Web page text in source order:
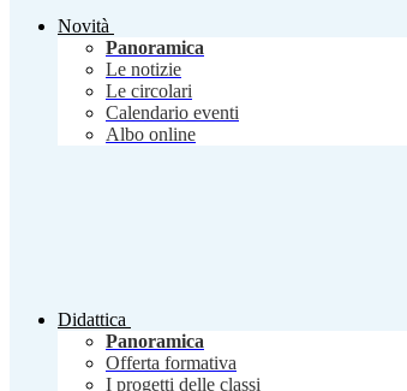
Novità
Panoramica
Le notizie
Le circolari
Calendario eventi
Albo online
Didattica
Panoramica
Offerta formativa
I progetti delle classi